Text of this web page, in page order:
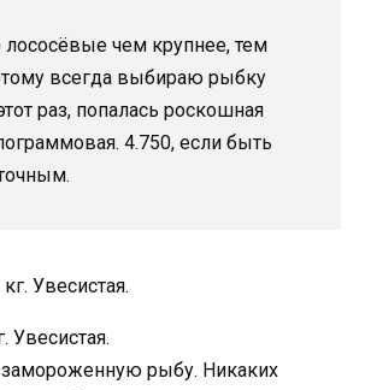
лососёвые чем крупнее, тем
всегда выбираю рыбку
раз, попалась роскошная
4.750, если быть
Увесистая.
замороженную рыбу. Никаких